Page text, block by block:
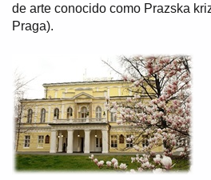
de arte conocido como Prazska
Praga).